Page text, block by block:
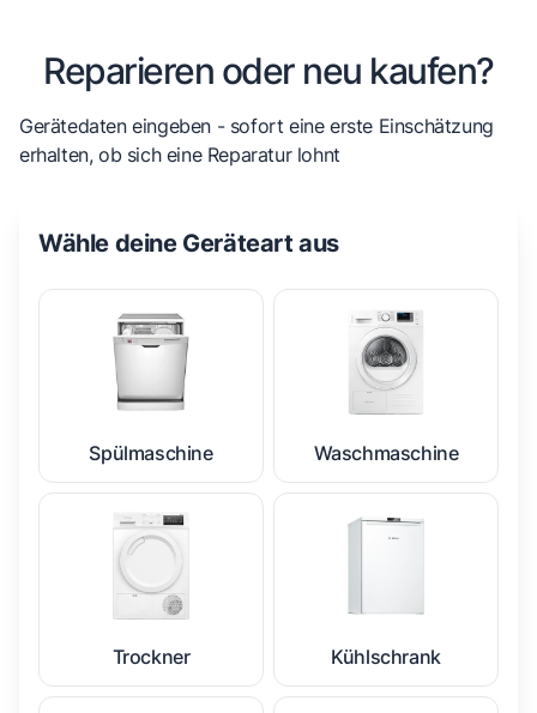
Reparieren oder neu kaufen?
Gerätedaten eingeben - sofort eine erste Einschätzung
erhalten, ob sich eine Reparatur lohnt
Wähle deine Geräteart aus
Spülmaschine Waschmaschine
Trockner Kühlschrank